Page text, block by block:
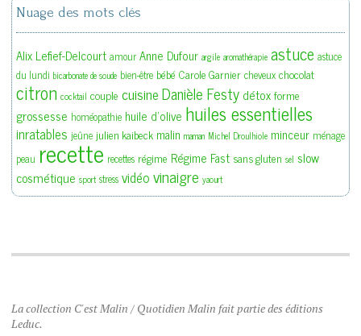
Nuage des mots clés
Alix Lefief-Delcourt amour Anne Dufour argile aromathérapie astuce astuce
du lundi bicarbonate de soude bien-être bébé Carole Garnier cheveux chocolat
citron cocktail couple cuisineDanièle Festy détoxforme
grossesse homéopathie huile d'olive huiles essentielles
inratables jeûne julien kaibeck malin maman Michel Droulhiole minceur ménage
peau recette recettes régime Régime Fast sans gluten sel slow
cosmétique sport stress vidéovinaigre yaourt
La collection C'est Malin / Quotidien Malin fait partie des éditions
Leduc.